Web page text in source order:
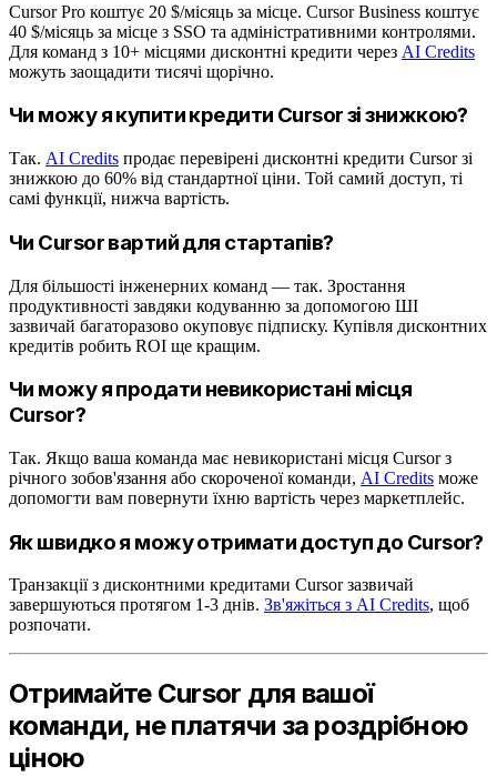
Cursor Pro коштує 20 $/місяць за місце. Cursor Business коштує
40 $/місяць за місце з SSO та адміністративними контролями.
Для команд з 10+ місцями дисконтні кредити через AI Credits
можуть заощадити тисячі щорічно.
Чи можу я купити кредити Cursor зі знижкою?
Так. AI Credits продає перевірені дисконтні кредити Cursor зі
знижкою до 60% від стандартної ціни. Той самий доступ, ті
самі функції, нижча вартість.
Чи Cursor вартий для стартапів?
Для більшості інженерних команд — так. Зростання
продуктивності завдяки кодуванню за допомогою ШІ
зазвичай багаторазово окуповує підписку. Купівля дисконтних
кредитів робить ROI ще кращим.
Чи можу я продати невикористані місця
Cursor?
Так. Якщо ваша команда має невикористані місця Cursor з
річного зобов'язання або скороченої команди, AI Credits може
допомогти вам повернути їхню вартість через маркетплейс.
Як швидко я можу отримати доступ до Cursor?
Транзакції з дисконтними кредитами Cursor зазвичай
завершуються протягом 1-3 днів. Зв'яжіться з AI Credits, щоб
розпочати.
Отримайте Cursor для вашої
команди, не платячи за роздрібною
ціною